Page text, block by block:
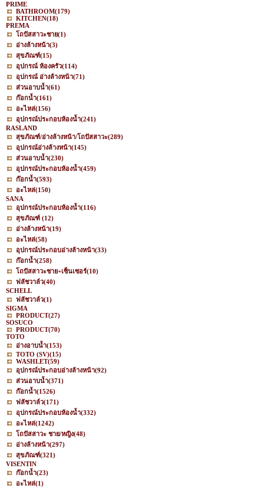
PRIME
BATHROOM(179)
KITCHEN(18)
PREMA
โถปัสสาวะชาย(1)
อ่างล้างหน้า(3)
สุขภัณฑ์(15)
อุปกรณ์ ห้องครัว(114)
อุปกรณ์ อ่างล้างหน้า(71)
ส่วนอาบน้ำ(61)
ก๊อกน้ำ(161)
อะไหล่(156)
อุปกรณ์ประกอบห้องน้ำ(241)
RASLAND
สุขภัณฑ์/อ่างล้างหน้า/โถปัสสาวะ(289)
อุปกรณ์อ่างล้างหน้า(145)
ส่วนอาบน้ำ(230)
อุปกรณ์ประกอบห้องน้ำ(459)
ก๊อกน้ำ(593)
อะไหล่(150)
SANA
อุปกรณ์ประกอบห้องน้ำ(116)
สุขภัณฑ์ (12)
อ่างล้างหน้า(19)
อะไหล่(58)
อุปกรณ์ประกอบอ่างล้างหน้า(33)
ก๊อกน้ำ(258)
โถปัสสาวะชาย+เซ็นเซอร์(10)
ฟลัชวาล์ว(40)
SCHELL
ฟลัชวาล์ว(1)
SIGMA
PRODUCT(27)
SOSUCO
PRODUCT(70)
TOTO
อ่างอาบน้ำ(153)
TOTO (SV)(15)
WASHLET(59)
อุปกรณ์ประกอบอ่างล้างหน้า(92)
ส่วนอาบน้ำ(371)
ก๊อกน้ำ(1526)
ฟลัชวาล์ว(171)
อุปกรณ์ประกอบห้องน้ำ(332)
อะไหล่(1242)
โถปัสสาวะ ชาย/หญิง(48)
อ่างล้างหน้า(297)
สุขภัณฑ์(321)
VISENTIN
ก๊อกน้ำ(23)
อะไหล่(1)